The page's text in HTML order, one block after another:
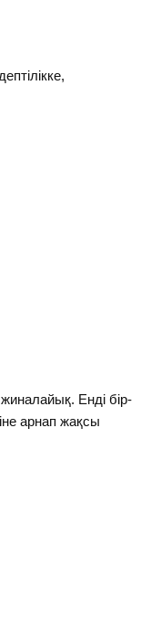
Енді бір-
арнап жақсы